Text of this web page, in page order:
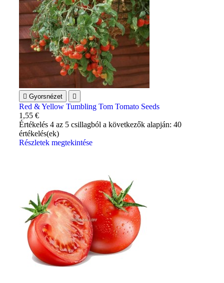
 Gyorsnézet 
Red & Yellow Tumbling Tom Tomato Seeds
1,55 €
Értékelés4 az 5 csillagból a következők alapján:40
értékelés(ek)
Részletek megtekintése